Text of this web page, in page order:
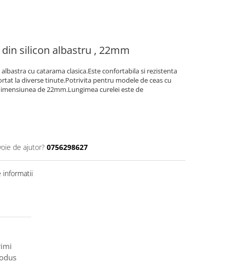
din silicon albastru , 22mm
cu catarama clasica.Este confortabila si rezistenta
la diverse tinute.Potrivita pentru modele de ceas cu
de 22mm.Lungimea curelei este de
de ajutor? 0756298627
informatii